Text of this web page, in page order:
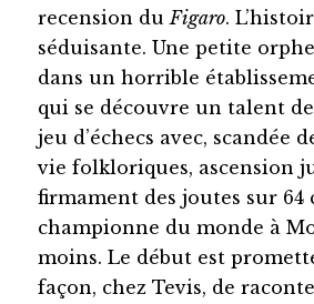
recension du Figaro.
séduisante. Une petite
dans un horrible
qui se découvre un talent
jeu d’échecs avec, scandée
vie folkloriques, ascension
firmament des joutes sur 64
championne du monde à
moins. Le début est
façon, chez Tevis, de